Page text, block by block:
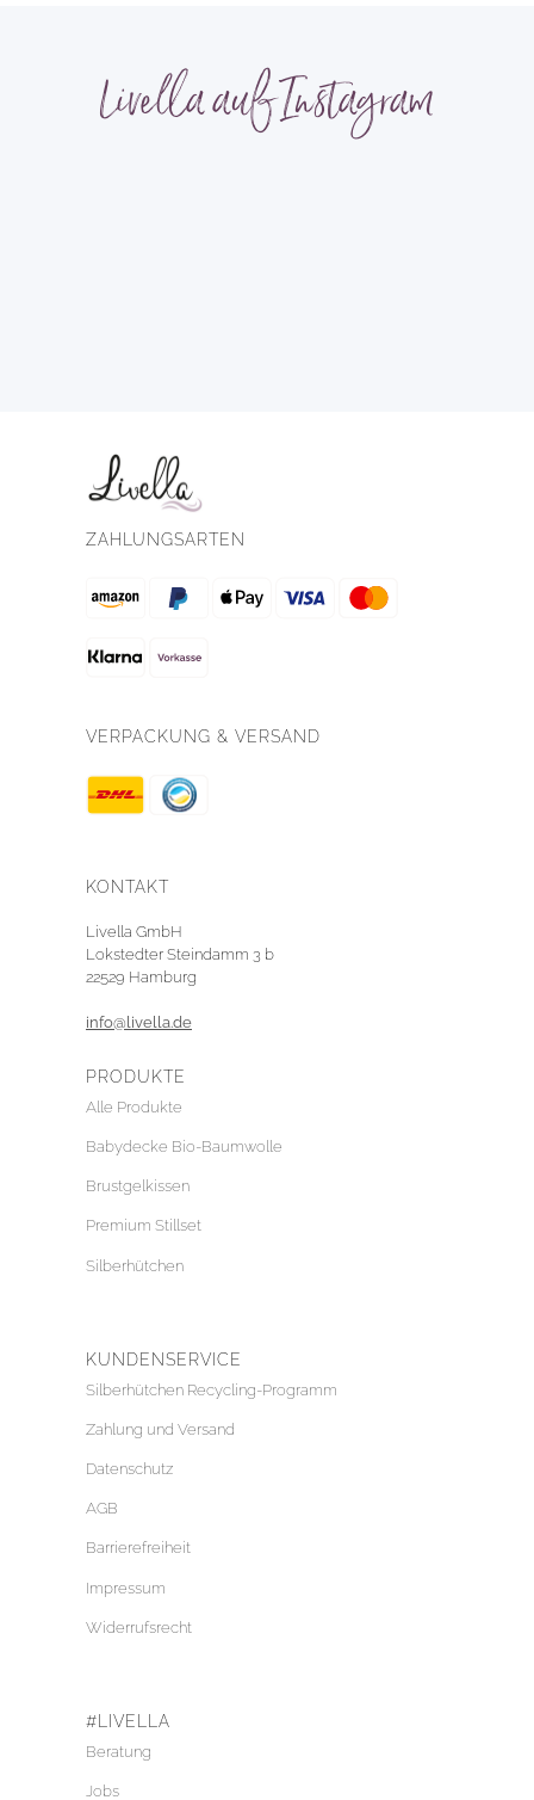
Livella auf Instagram
ZAHLUNGSARTEN
VERPACKUNG & VERSAND
KONTAKT
Livella GmbH
Lokstedter Steindamm 3 b
22529 Hamburg
info@livella.de
PRODUKTE
Alle Produkte
Babydecke Bio-Baumwolle
Brustgelkissen
Premium Stillset
Silberhütchen
KUNDENSERVICE
Silberhütchen Recycling-Programm
Zahlung und Versand
Datenschutz
AGB
Barrierefreiheit
Impressum
Widerrufsrecht
#LIVELLA
Beratung
Jobs